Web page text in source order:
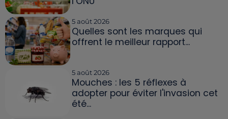
5 août 2026
Quelles sont les marques qui
offrent le meilleur rapport...
5 août 2026
Mouches : les 5 réflexes à
adopter pour éviter l'invasion cet
été...